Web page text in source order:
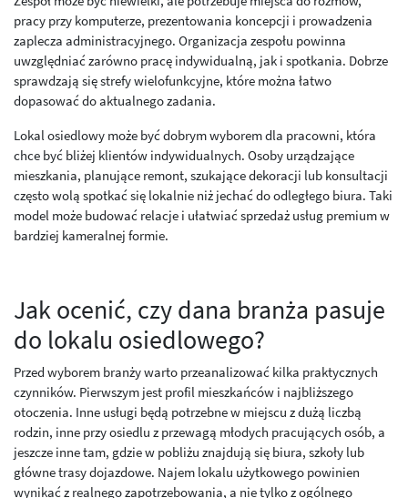
pracy przy komputerze, prezentowania koncepcji i prowadzenia
zaplecza administracyjnego. Organizacja zespołu powinna
uwzględniać zarówno pracę indywidualną, jak i spotkania. Dobrze
sprawdzają się strefy wielofunkcyjne, które można łatwo
dopasować do aktualnego zadania.
Lokal osiedlowy może być dobrym wyborem dla pracowni, która
chce być bliżej klientów indywidualnych. Osoby urządzające
mieszkania, planujące remont, szukające dekoracji lub konsultacji
często wolą spotkać się lokalnie niż jechać do odległego biura. Taki
model może budować relacje i ułatwiać sprzedaż usług premium w
bardziej kameralnej formie.
Jak ocenić, czy dana branża pasuje
do lokalu osiedlowego?
Przed wyborem branży warto przeanalizować kilka praktycznych
czynników. Pierwszym jest profil mieszkańców i najbliższego
otoczenia. Inne usługi będą potrzebne w miejscu z dużą liczbą
rodzin, inne przy osiedlu z przewagą młodych pracujących osób, a
jeszcze inne tam, gdzie w pobliżu znajdują się biura, szkoły lub
główne trasy dojazdowe. Najem lokalu użytkowego powinien
wynikać z realnego zapotrzebowania, a nie tylko z ogólnego